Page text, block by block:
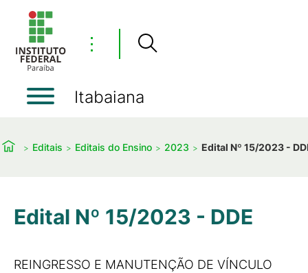
⋮
Itabaiana
Editais Editais do Ensino 2023 Edital Nº 15/2023 -
Edital Nº 15/2023 - DDE
REINGRESSO E MANUTENÇÃO DE VÍNCULO